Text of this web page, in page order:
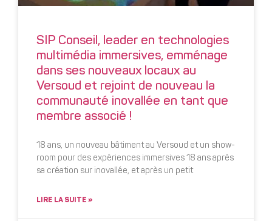
SIP Conseil, leader en technologies
multimédia immersives, emménage
dans ses nouveaux locaux au
Versoud et rejoint de nouveau la
communauté inovallée en tant que
membre associé !
18 ans, un nouveau bâtiment au Versoud et un show-
room pour des expériences immersives 18 ans après
sa création sur inovallée, et après un petit
LIRE LA SUITE »